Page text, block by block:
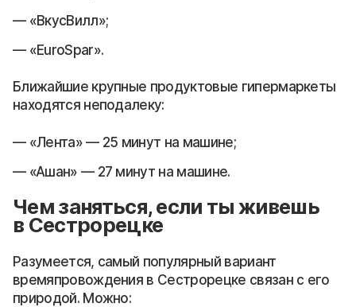
«ВкусВилл»;
«EuroSpar».
Ближайшие крупные продуктовые гипермаркеты
находятся неподалеку:
«Лента» — 25 минут на машине;
«Ашан» — 27 минут на машине.
Чем заняться, если ты живешь
в Сестрорецке
Разумеется, самый популярный вариант
времяпровождения в Сестрорецке связан с его
природой. Можно: